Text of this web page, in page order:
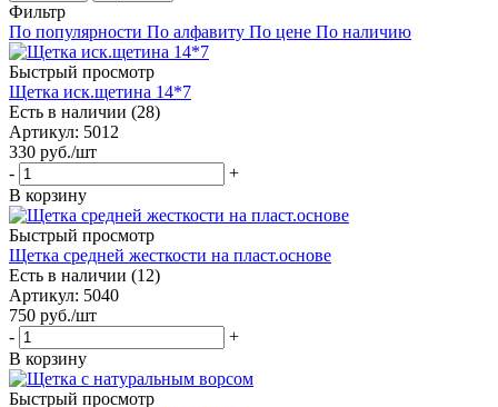
Фильтр
По популярности По алфавиту По цене По наличию
Быстрый просмотр
Щетка иск.щетина 14*7
Есть в наличии (28)
Артикул: 5012
330 руб./шт
-
+
В корзину
Быстрый просмотр
Щетка средней жесткости на пласт.основе
Есть в наличии (12)
Артикул: 5040
750 руб./шт
-
+
В корзину
Быстрый просмотр